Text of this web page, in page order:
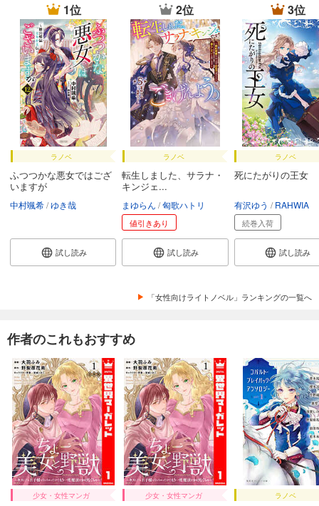
1位
ラノベ
ふつつかな悪女ではござ
いますが
中村颯希 ゆき哉
試し読み
2位
ラノベ
転生しました、サラナ・
キンジェ...
まゆらん 匈歌ハトリ
値引きあり
試し読み
3位
ラノベ
死にたがりの王女
有沢ゆう RAHWIA
続巻入荷
試し読み
「女性向けライトノベル」ランキングの一覧へ
作者のこれもおすすめ
少女・女性マンガ 少女・女性マンガ ラノベ